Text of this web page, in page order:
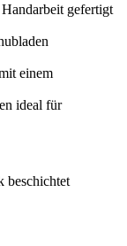
gefertigt
einem
ideal für
beschichtet